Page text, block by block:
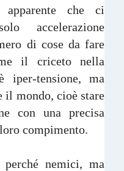
apparente che ci
accelerazione
di cose da fare
il criceto nella
iper-tensione, ma
il mondo, cioè stare
con una precisa
compimento.
nemici, ma